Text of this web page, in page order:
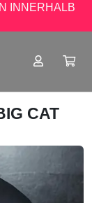
INNERHALB
CAT